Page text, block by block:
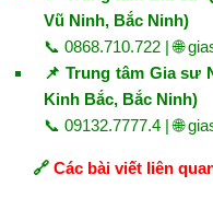
Vũ Ninh, Bắc Ninh)
📞 0868.710.722 | 🌐
📌 Trung tâm Gia sư
Kinh Bắc, Bắc Ninh)
📞 09132.7777.4 | 🌐
🔗 Các bài viết liên